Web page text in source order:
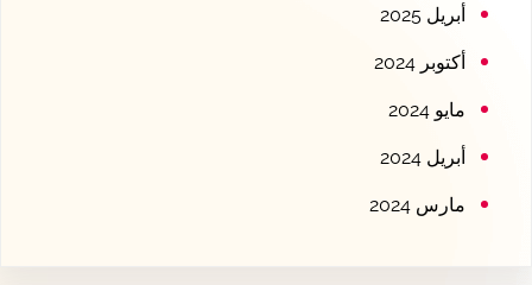
أبريل 2025
أكتوبر 2024
مايو 2024
أبريل 2024
مارس 2024